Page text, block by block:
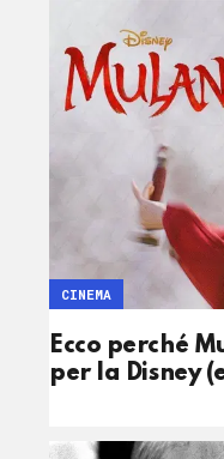
Ecco perché
per la Disney
CINEMA